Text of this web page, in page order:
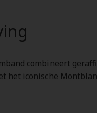
combineert
het iconische